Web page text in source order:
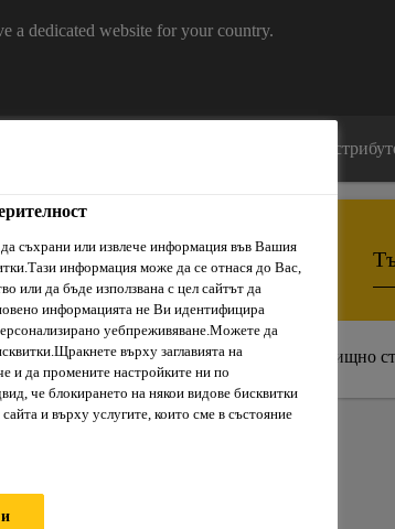
a dedicated website for your country.
Намери
За нас Сика Каталог Жилищно
съхрани или извлече информация във Вашия
информация може да се отнася до Вас,
или да бъде използвана с цел сайтът да
информацията не Ви идентифицира
уебпреживяване.Можете да
върху заглавията на
и да промените настройките ни по
че блокирането на някои видове бисквитки
и върху услугите, които сме в състояние